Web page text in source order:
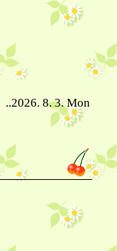
..2026. 8. 3. Mon